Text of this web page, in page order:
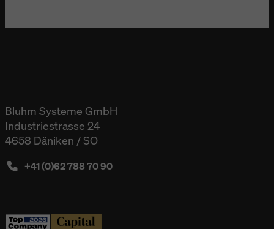
Bluhm Systeme GmbH
Industriestrasse 24
4658 Däniken / SO
+41 (0)62 788 70 90